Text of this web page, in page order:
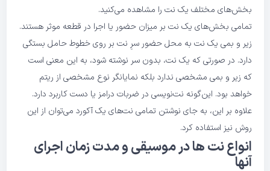
بخش‌های مختلف یک نت را مشاهده می‌کنید.
تمامی بخش‌های یک نت بر میزان حضور یا اجرا در قطعه موثر هستند.
زیر و بمی یک نت به محل حضور سرِ نت بر روی خطوط حامل بستگی
دارد. در صورتی که یک نت، بدون سر نوشته شود، به این معنی است
که زیر و بمی مشخصی ندارد بلکه نمایانگر نوع مشخصی از ریتم
خواهد بود. این‌گونه نت‌نویسی در ضربات درامز یا دست کاربرد دارد.
علاوه بر این، به جای نوشتن تمامی نت‌های یک آکورد می‌توان از این
روش نیز استفاده کرد.
انواع نت ها در موسیقی و مدت زمان اجرای
آنها